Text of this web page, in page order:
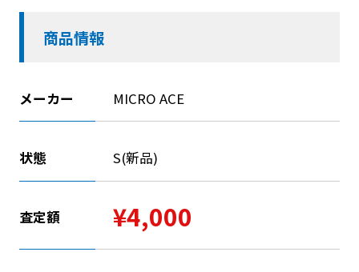
商品情報
メーカー MICRO ACE
状態 S(新品)
査定額 ¥4,000